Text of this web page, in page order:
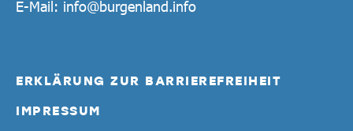
E-Mail: info@burgenland.info
ERKLÄRUNG ZUR BARRIEREFREIHEIT
IMPRESSUM